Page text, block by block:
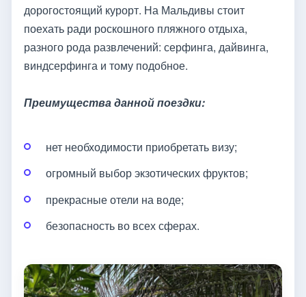
дорогостоящий курорт. На Мальдивы стоит
поехать ради роскошного пляжного отдыха,
разного рода развлечений: серфинга, дайвинга,
виндсерфинга и тому подобное.
Преимущества данной поездки:
нет необходимости приобретать визу;
огромный выбор экзотических фруктов;
прекрасные отели на воде;
безопасность во всех сферах.